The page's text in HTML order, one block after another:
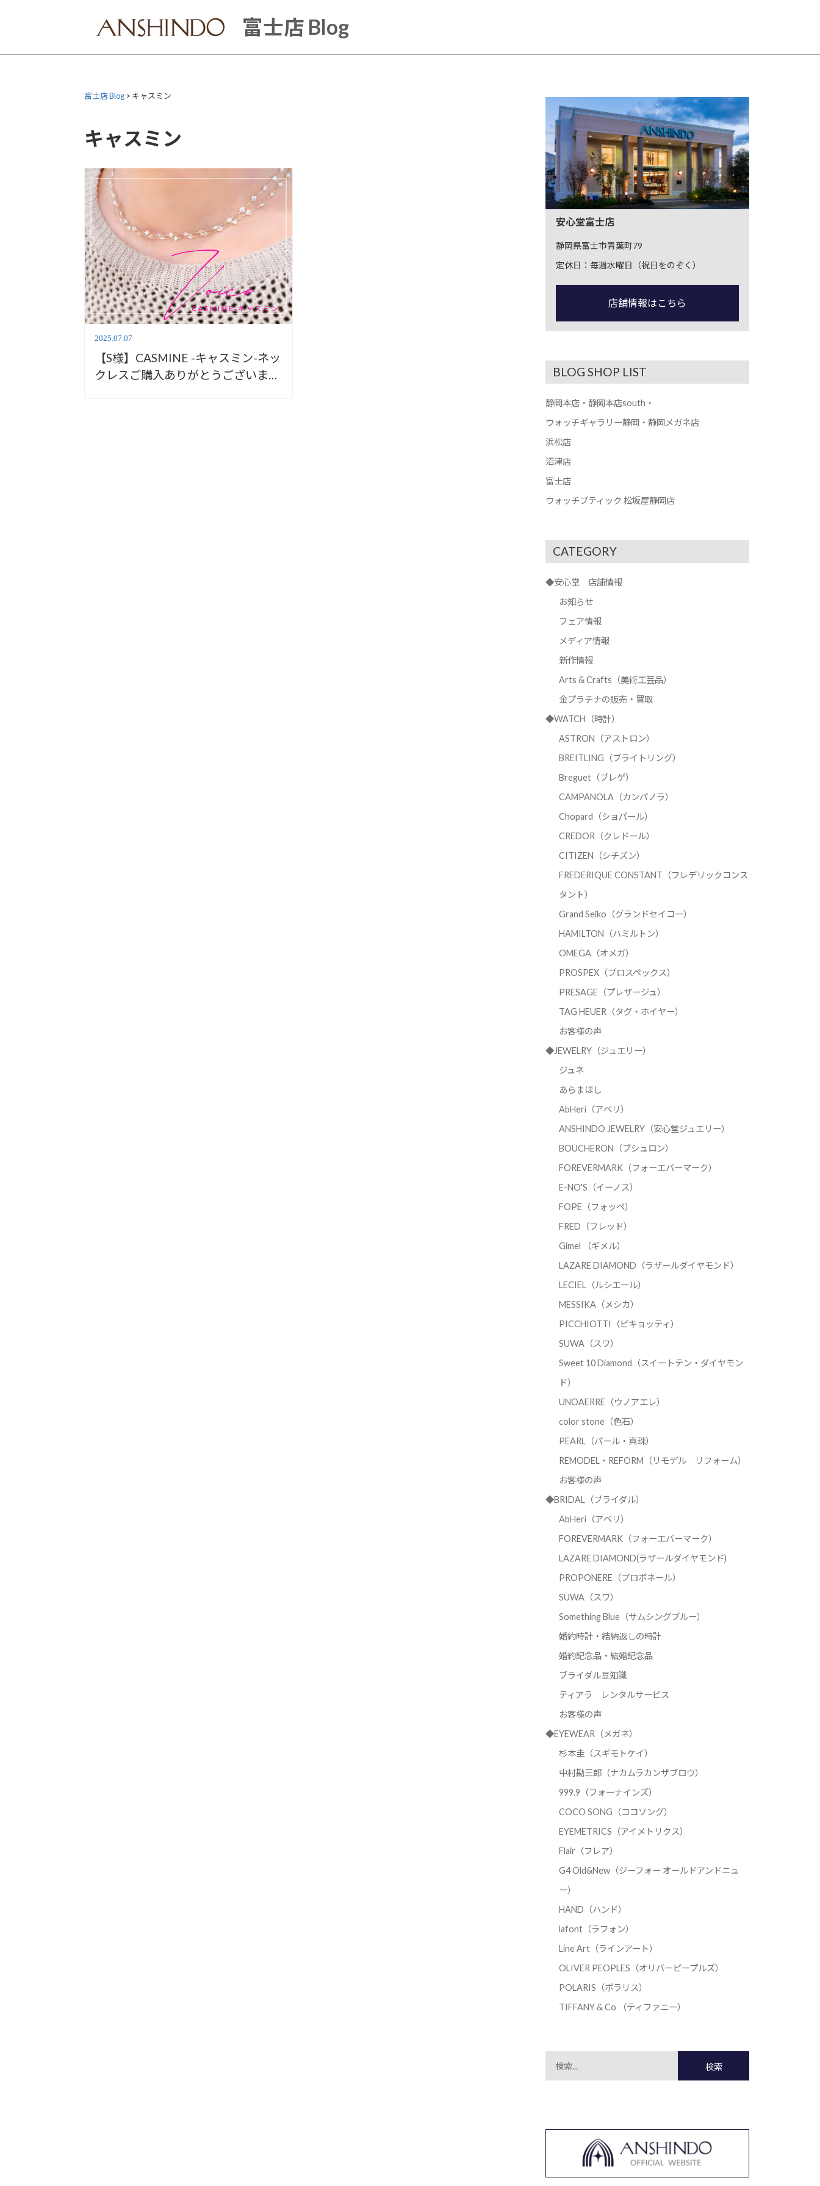
富士店 Blog
富士店 Blog > キャスミン
キャスミン
2025.07.07
【S様】CASMINE -キャスミン-ネッ
クレスご購入ありがとうございます
安心堂富士店
静岡県富士市青葉町79
定休日：毎週水曜日（祝日をのぞく）
店舗情報はこちら
BLOG SHOP LIST
静岡本店・静岡本店south・
ウォッチギャラリー静岡・静岡メガネ店
浜松店
沼津店
富士店
ウォッチブティック 松坂屋静岡店
CATEGORY
◆安心堂 店舗情報
お知らせ
フェア情報
メディア情報
新作情報
Arts & Crafts（美術工芸品）
金プラチナの販売・買取
◆WATCH（時計）
ASTRON（アストロン）
BREITLING（ブライトリング）
Breguet（ブレゲ）
CAMPANOLA（カンパノラ）
Chopard（ショパール）
CREDOR（クレドール）
CITIZEN（シチズン）
FREDERIQUE CONSTANT（フレデリックコンス
タント）
Grand Seiko（グランドセイコー）
HAMILTON（ハミルトン）
OMEGA（オメガ）
PROSPEX（プロスペックス）
PRESAGE（プレザージュ）
TAG HEUER（タグ・ホイヤー）
お客様の声
◆JEWELRY（ジュエリー）
ジュネ
あらまほし
AbHeri（アベリ）
ANSHINDO JEWELRY（安心堂ジュエリー）
BOUCHERON（ブシュロン）
FOREVERMARK（フォーエバーマーク）
E-NO'S（イーノス）
FOPE（フォッペ）
FRED（フレッド）
Gimel （ギメル）
LAZARE DIAMOND（ラザールダイヤモンド）
LECIEL（ルシエール）
MESSIKA（メシカ）
PICCHIOTTI（ピキョッティ）
SUWA（スワ）
Sweet 10 Diamond（スイートテン・ダイヤモン
ド）
UNOAERRE（ウノアエレ）
color stone（色石）
PEARL（パール・真珠）
REMODEL・REFORM（リモデル リフォーム）
お客様の声
◆BRIDAL（ブライダル）
AbHeri（アベリ）
FOREVERMARK（フォーエバーマーク）
LAZARE DIAMOND(ラザールダイヤモンド)
PROPONERE（プロポネール）
SUWA（スワ）
Something Blue（サムシングブルー）
婚約時計・結納返しの時計
婚約記念品・結婚記念品
ブライダル豆知識
ティアラ レンタルサービス
お客様の声
◆EYEWEAR（メガネ）
杉本圭（スギモトケイ）
中村勘三郎（ナカムラカンザブロウ）
999.9（フォーナインズ）
COCO SONG（ココソング）
EYEMETRICS（アイメトリクス）
Flair（フレア）
G4 Old&New（ジーフォー オールドアンドニュ
ー）
HAND（ハンド）
lafont（ラフォン）
Line Art（ラインアート）
OLIVER PEOPLES（オリバーピープルズ）
POLARIS（ポラリス）
TIFFANY & Co （ティファニー）